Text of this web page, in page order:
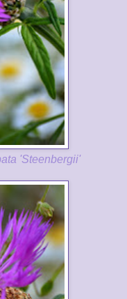
'Steenbergii'